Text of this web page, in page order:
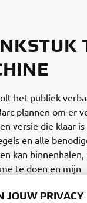
het publiek
plannen om er
versie die klaar
en alle
kan
te doen en mijn
JOUW PRIVACY